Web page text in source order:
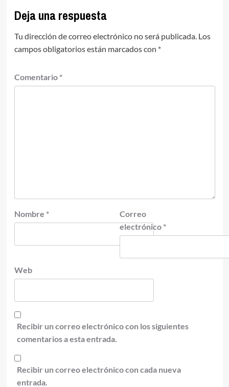
Deja una respuesta
Tu dirección de correo electrónico no será publicada. Los
campos obligatorios están marcados con *
Comentario *
Nombre *
Correo
electrónico *
Web
Recibir un correo electrónico con los siguientes
comentarios a esta entrada.
Recibir un correo electrónico con cada nueva
entrada.